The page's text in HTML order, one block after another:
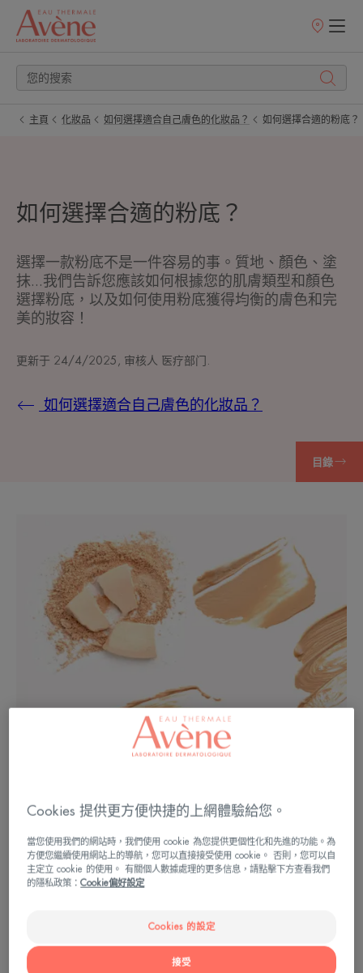
銷
主頁 化妝品 如何選擇適合自己膚色的化妝品？ 如何選擇合適的粉底？
如何選擇合適的粉底？
選擇一款粉底不是一件容易的事。質地、顏色、塗
抹...我們告訴您應該如何根據您的肌膚類型和顏色
選擇粉底，以及如何使用粉底獲得均衡的膚色和完
美的妝容！
更新于 24/4/2025 , 审核人 医疗部门
如何選擇適合自己膚色的化妝品？
目錄
應該選擇哪種粉底
質地？
Cookies 提供更方便快捷的上網體驗給您。
當您使用我們的網站時，我們使用 cookie 為您提供更個性化和先進的功能。為
方便您繼續使用網站上的導航，您可以直接接受使用 cookie。 否則，您可以自
主定立 cookie 的使用。 有關個人數據處理的更多信息，請點擊下方查看我們
的隱私政策：Cookie偏好設定
Cookies 的設定
接受